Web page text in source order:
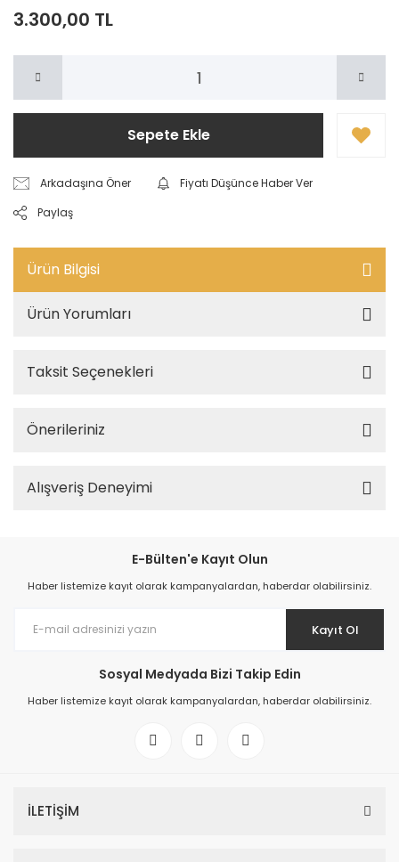
3.300,00 TL
Sepete Ekle
Arkadaşına Öner
Fiyatı Düşünce Haber Ver
Paylaş
Ürün Bilgisi
Ürün Yorumları
Taksit Seçenekleri
Önerileriniz
Alışveriş Deneyimi
E-Bülten'e Kayıt Olun
Haber listemize kayıt olarak kampanyalardan, haberdar olabilirsiniz.
Kayıt Ol
Sosyal Medyada Bizi Takip Edin
Haber listemize kayıt olarak kampanyalardan, haberdar olabilirsiniz.
İLETİŞİM